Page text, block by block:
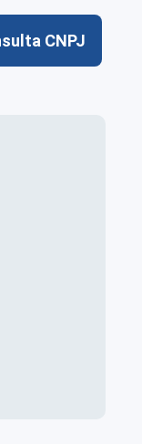
CNPJ